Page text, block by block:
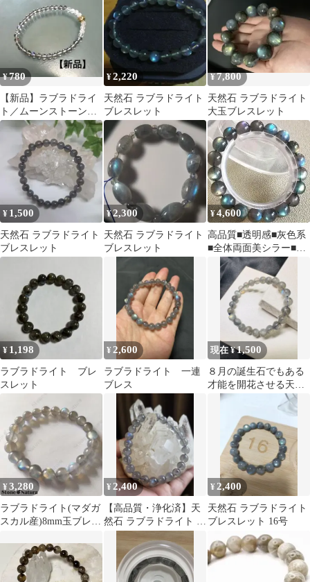
¥780
【新品】ラブラドライ
ト／ムーンストーンの
天然石ブレスレット
¥2,220
天然石 ラブラドライト
ブレスレット
¥7,800
天然石 ラブラドライト
大玉ブレスレット
¥ 1,500
天然石 ラブラドライト
ブレスレット
¥2,300
天然石 ラブラドライト
ブレスレット
¥4,600
高品質■透明感■灰色系
■全体両面美シラー■天
然石ラブラドライト約
10.6㍉ブレス
¥ 1,198
ラブラドライト ブレ
スレット
¥2,600
ラブラドライト 一連
ブレス
現在 ¥1,500
８月の誕生石でもある
才能を開花させる天然
石ラブラドライトのブ
¥3,280
ラブラドライト(マダガ
スカル産)8mm玉ブレス
¥2,400
【高品質・浄化済】天
然石 ラブラドライト ブ
¥2,400
天然石 ラブラドライト
ブレスレット 16号